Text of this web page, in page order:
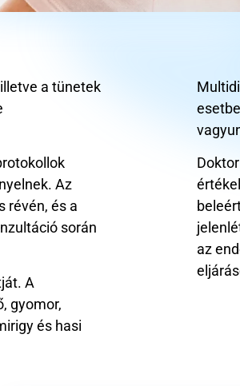
a tünetek
Az
révén, és a
során
A
gyomor,
és hasi
az